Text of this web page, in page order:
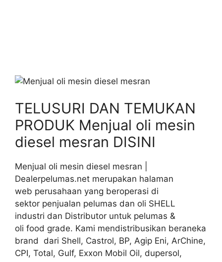
TELUSURI DAN TEMUKAN
PRODUK Menjual oli mesin
diesel mesran DISINI
Menjual oli mesin diesel mesran |
Dealerpelumas.net merupakan halaman
web perusahaan yang beroperasi di
sektor penjualan pelumas dan oli SHELL
industri dan Distributor untuk pelumas &
oli food grade. Kami mendistribusikan beraneka
brand dari Shell, Castrol, BP, Agip Eni, ArChine,
CPI, Total, Gulf, Exxon Mobil Oil, dupersol,